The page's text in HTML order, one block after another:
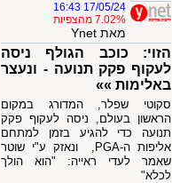
17/05/24 16:43
7.02% מהצפיות
מאת Ynet
הזוי: כוכב הגולף ניסה
לעקוף פקק תנועה - ונעצר
באלימות »»
סקוטי שפלר, המדורג במקום
הראשון בעולם, ניסה לעקוף פקק
תנועה כדי להגיע בזמן למתחם
אליפות ה-PGA, ונאזק ע"י שוטר
שאמר לעדי ראייה: "הוא הולך
לכלא"